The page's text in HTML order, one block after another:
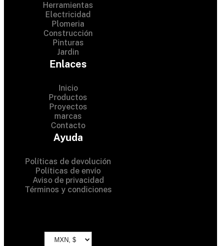
Herramientas
Electricidad
Plomeria
Construcción
Pinturas
Jardin
Enlaces
Inicio
Productos
Proyectos
marcas
Contacto
Ayuda
Políticas de devolución
Políticas de envío
Aviso de privacidad
Términos y condiciones